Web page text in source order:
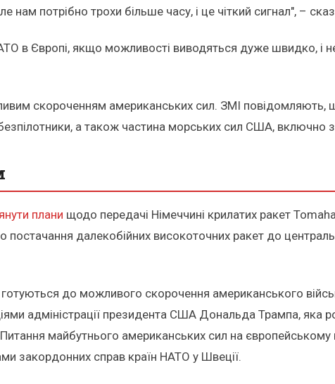
потрібно трохи більше часу, і це чіткий сигнал", –
в Європі, якщо можливості виводяться дуже швидко, і
скороченням американських сил. ЗМІ повідомляють,
безпілотники, а також частина морських сил США,
плани щодо передачі Німеччині крилатих ракет
далекобійних високоточних ракет до
до можливого скорочення американського
адміністрації президента США Дональда Трампа, яка
майбутнього американських сил на європейському
закордонних справ країн НАТО у Швеції.